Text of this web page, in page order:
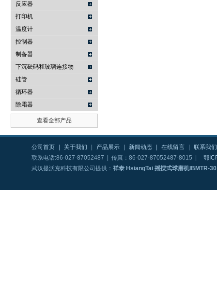
反应器
打印机
温度计
控制器
制备器
下沉砝码和玻璃连接物
硅管
循环器
除霜器
查看全部产品
公司首页 关于我们 产品展示 新闻动态 在线留言
联系我们
联系电话:86-027-87052487 | 传真：86-027-87052487-8015 |
鄂
武汉提沃克科技有限公司提供： 祥泰 HsiangTai 摇摆式球磨机IBMTR-30